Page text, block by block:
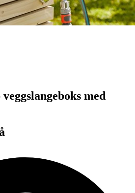
med